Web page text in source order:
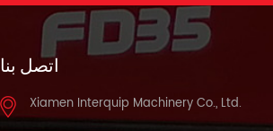
اتصل بنا
Xiamen Interquip Machinery Co., Ltd.